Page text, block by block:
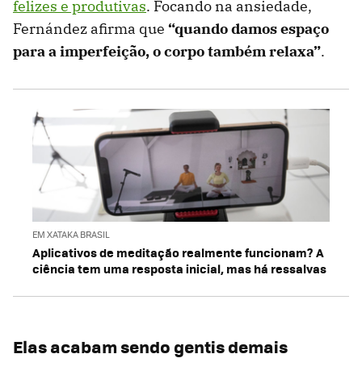
felizes e produtivas. Focando na ansiedade,
Fernández afirma que “quando damos espaço
para a imperfeição, o corpo também relaxa”.
EM XATAKA BRASIL
Aplicativos de meditação realmente funcionam? A
ciência tem uma resposta inicial, mas há ressalvas
Elas acabam sendo gentis demais